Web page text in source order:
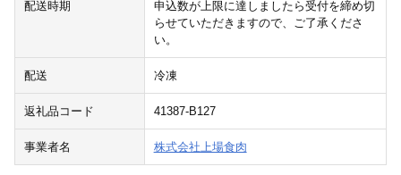
配送時期
申込数が上限に達しましたら受付を締め切
らせていただきますので、ご了承くださ
い。
配送 冷凍
返礼品コード 41387-B127
事業者名 株式会社上場食肉